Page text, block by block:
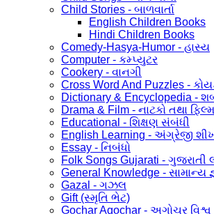
Child Stories - બાળવાર્તા
English Children Books
Hindi Children Books
Comedy-Hasya-Humor - હાસ્ય
Computer - કમ્પ્યુટર
Cookery - વાનગી
Cross Word And Puzzles -
Dictionary & Encyclopedia -
Drama & Film - નાટકો તથા ફિલ્મ
Educational - શિક્ષણ સંબંધી
English Learning - અંગ્રેજી
Essay - નિબંધો
Folk Songs Gujarati - ગુજરાતી
General Knowledge - સામાન્ય
Gazal - ગઝલ
Gift (સ્મૃતિ ભેટ)
Gochar Agochar - અગોચર વિશ્વ